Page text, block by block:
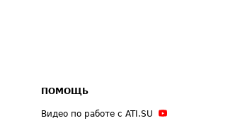
ПОМОЩЬ
Видео по работе с ATI.SU